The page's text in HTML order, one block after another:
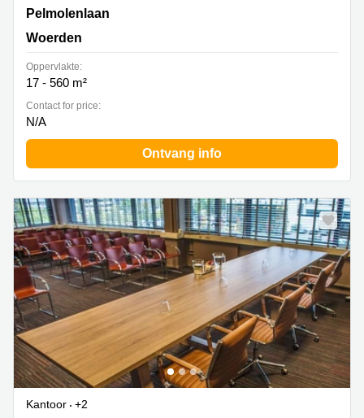
Pelmolenlaan 16, Woerden
Pelmolenlaan
Woerden
Oppervlakte:
17 - 560 m²
Contact for price:
N/A
Ontvang info
Kantoor
+2